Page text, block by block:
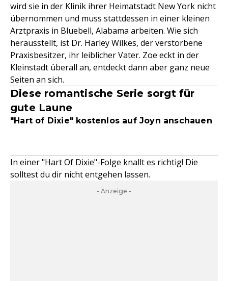
wird sie in der Klinik ihrer Heimatstadt New York nicht
übernommen und muss stattdessen in einer kleinen
Arztpraxis in Bluebell, Alabama arbeiten. Wie sich
herausstellt, ist Dr. Harley Wilkes, der verstorbene
Praxisbesitzer, ihr leiblicher Vater. Zoe eckt in der
Kleinstadt überall an, entdeckt dann aber ganz neue
Seiten an sich.
Diese romantische Serie sorgt für
gute Laune
"Hart of Dixie" kostenlos auf Joyn anschauen
In einer"Hart Of Dixie"-Folge knallt es richtig! Die
solltest du dir nicht entgehen lassen.
- Anzeige -